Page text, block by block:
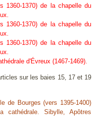
1370) de la chapelle du
1370) de la chapelle du
1370) de la chapelle du
d'Évreux (1467-1469).
sur les baies 15, 17 et 19
de Bourges (vers 1395-1400)
Sibylle, Apôtres